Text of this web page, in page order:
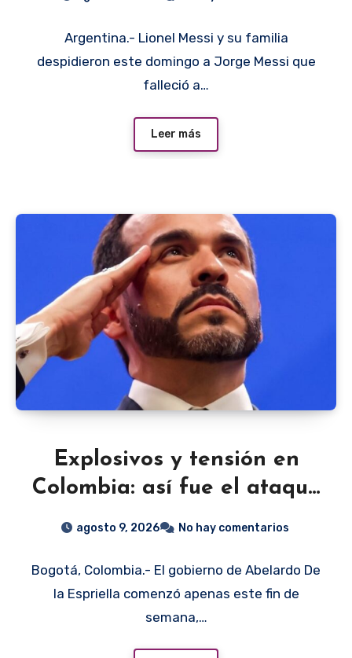
Argentina.- Lionel Messi y su familia
despidieron este domingo a Jorge Messi que
falleció a…
Leer más
Explosivos y tensión en
Colombia: así fue el ataque
durante el recibimiento a
agosto 9, 2026 No hay comentarios
Bogotá, Colombia.- El gobierno de Abelardo De
la Espriella comenzó apenas este fin de
semana,…